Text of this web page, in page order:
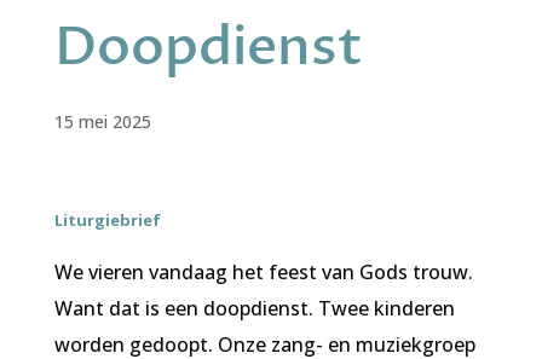
Doopdienst
15 mei 2025
Liturgiebrief
We vieren vandaag het feest van Gods trouw.
Want dat is een doopdienst. Twee kinderen
worden gedoopt. Onze zang- en muziekgroep